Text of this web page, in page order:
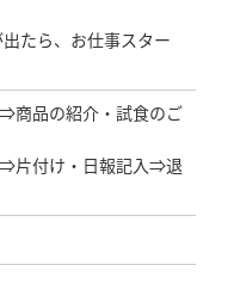
たら、お仕事スター
商品の紹介・試食のご
片付け・日報記入⇒退